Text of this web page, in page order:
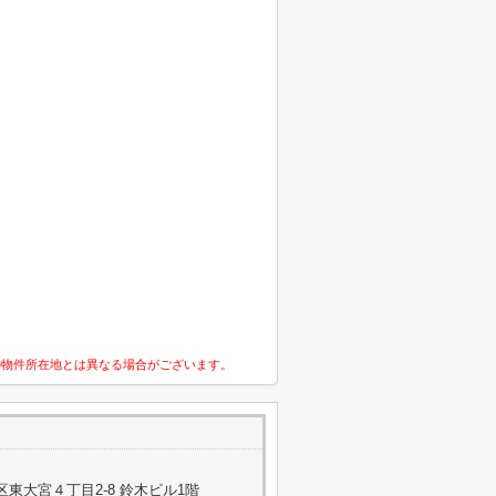
件所在地とは異なる場合がございます。
東大宮４丁目2-8 鈴木ビル1階